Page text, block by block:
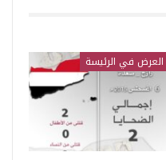
العرض في الرئيسة